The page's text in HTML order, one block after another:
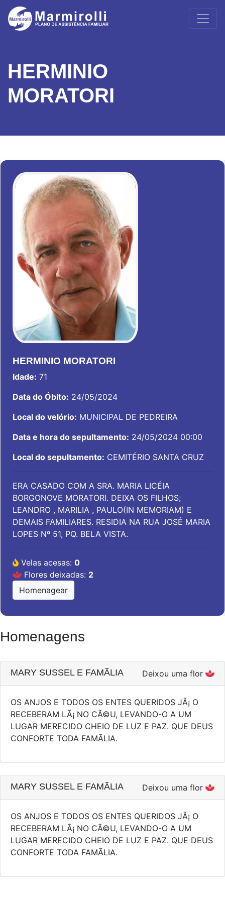
HERMINIO
MORATORI
HERMINIO MORATORI
Idade: 71
Data do Óbito: 24/05/2024
Local do velório: MUNICIPAL DE PEDREIRA
Data e hora do sepultamento: 24/05/2024 00:00
Local do sepultamento: CEMITÉRIO SANTA CRUZ
ERA CASADO COM A SRA. MARIA LICÉIA
BORGONOVE MORATORI. DEIXA OS FILHOS;
LEANDRO , MARILIA , PAULO(IN MEMORIAM) E
DEMAIS FAMILIARES. RESIDIA NA RUA JOSÉ MARIA
LOPES Nº 51, PQ. BELA VISTA.
Velas acesas: 0
Flores deixadas: 2
Homenagear
Homenagens
MARY SUSSEL E FAMÃ­LIA Deixou uma flor
OS ANJOS E TODOS OS ENTES QUERIDOS JÃ¡ O
RECEBERAM LÃ¡ NO CÃ©U, LEVANDO-O A UM
LUGAR MERECIDO CHEIO DE LUZ E PAZ. QUE DEUS
CONFORTE TODA FAMÃ­LIA.
MARY SUSSEL E FAMÃ­LIA Deixou uma flor
OS ANJOS E TODOS OS ENTES QUERIDOS JÃ¡ O
RECEBERAM LÃ¡ NO CÃ©U, LEVANDO-O A UM
LUGAR MERECIDO CHEIO DE LUZ E PAZ. QUE DEUS
CONFORTE TODA FAMÃ­LIA.